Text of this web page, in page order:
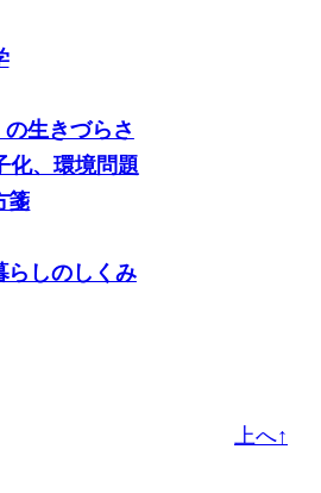
生きづらさ
化、環境問題
箋
らしのしくみ
上へ↑